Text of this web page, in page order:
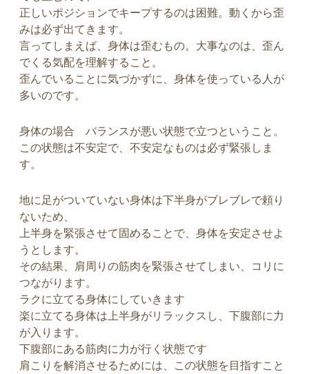
正しいポジションでキープするのは困難。動くから歪
みは必ず出てきます。
言ってしまえば、身体は歪むもの。大事なのは、歪ん
でくる気配を理解すること。
歪んでいることに気づかずに、身体を使っている人が
多いのです。
身体の場合 バランスが悪い状態で立つということ。
この状態は不安定で、不安定なものは必ず緊張しま
す。
地に足がついていない身体は下半身がブレブレで頼り
ないため、
上半身を緊張させて固めることで、身体を安定させよ
うとします。
その結果、肩周りの筋肉を緊張させてしまい、コリに
つながります。
ラクに立てる身体にしていきます
楽に立てる身体は上半身がリラックスし、下腹部に力
が入ります。
下腹部にある筋肉に力が行く状態です
肩こりを解消させるためには、この状態を目指すこと